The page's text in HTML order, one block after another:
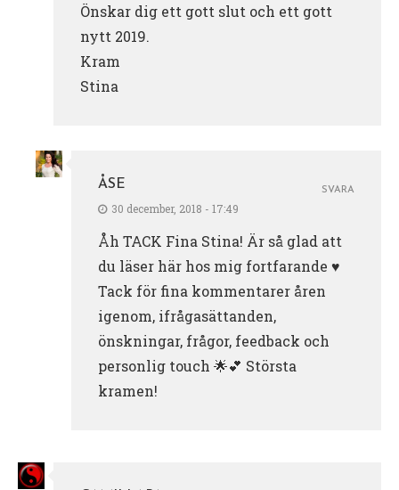
Önskar dig ett gott slut och ett gott
nytt 2019.
Kram
Stina
ÅSE
30 december, 2018 - 17:49
Åh TACK Fina Stina! Är så glad att
du läser här hos mig fortfarande ♥️
Tack för fina kommentarer åren
igenom, ifrågasättanden,
önskningar, frågor, feedback och
personlig touch 🌟💕 Största
kramen!
SVARA